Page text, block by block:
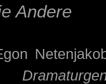
Andere